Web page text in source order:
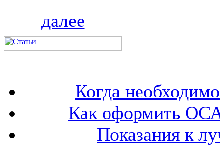
далее
Когда
Как оформить
Показания к